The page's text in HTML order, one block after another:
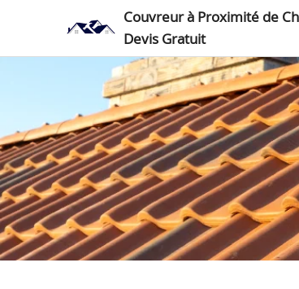
Couvreur à Proximité de
Devis Gratuit